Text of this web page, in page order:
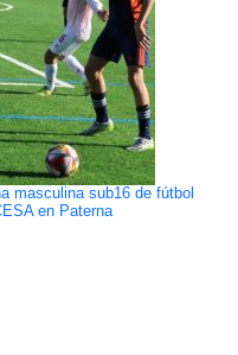
masculina sub16 de fútbol
en Paterna